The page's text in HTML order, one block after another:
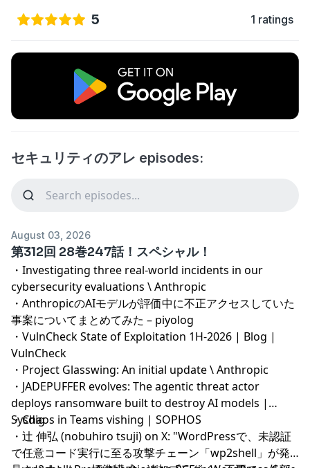
5 1 ratings
セキュリティのアレ episodes:
August 03, 2026
第312回 28巻247話！スペシャル！
・ Investigating three real-world incidents in our
cybersecurity evaluations \ Anthropic
・ AnthropicのAIモデルが評価中に不正アクセスしていた
事案についてまとめてみた – piyolog
・ VulnCheck State of Exploitation 1H-2026 | Blog |
VulnCheck
・ Project Glasswing: An initial update \ Anthropic
・ JADEPUFFER evolves: The agentic threat actor
deploys ransomware built to destroy AI models |
Sysdig
・Chaos in Teams vishing | SOPHOS
・ 辻 伸弘 (nobuhiro tsuji) on X: "WordPressで、未認証
で任意コード実行に至る攻撃チェーン「wp2shell」が発